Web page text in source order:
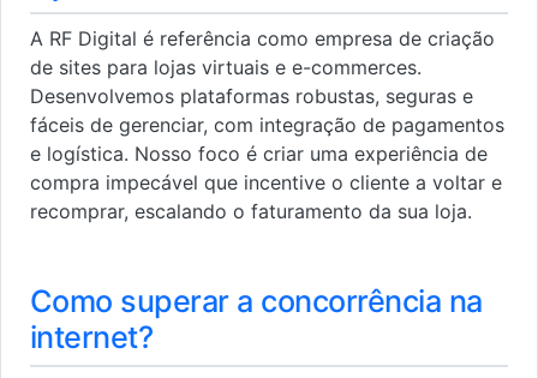
A RF Digital é referência como empresa de criação
de sites para lojas virtuais e e-commerces.
Desenvolvemos plataformas robustas, seguras e
fáceis de gerenciar, com integração de pagamentos
e logística. Nosso foco é criar uma experiência de
compra impecável que incentive o cliente a voltar e
recomprar, escalando o faturamento da sua loja.
Como superar a concorrência na
internet?